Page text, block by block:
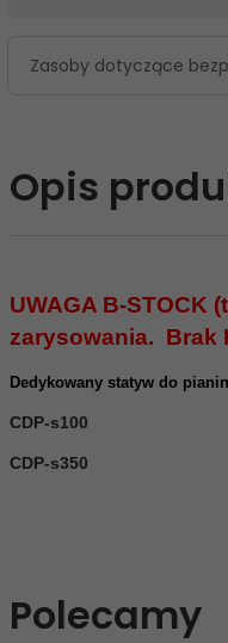
Zasoby dotyczące
Opis
UWAGA B-
zarysowania. Brak
Dedykowany statyw do
CDP-s100
CDP-s350
Polecamy